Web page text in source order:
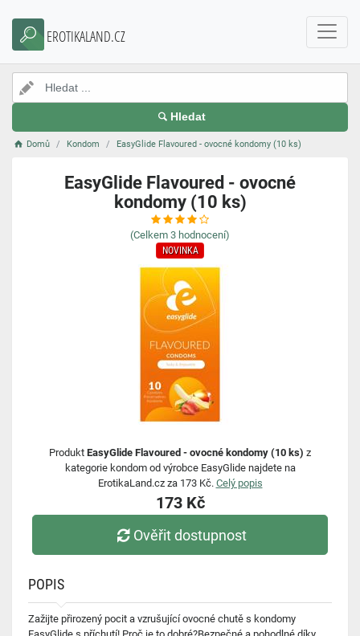
EROTIKALAND.CZ
Hledat
Domů Kondom EasyGlide Flavoured - ovocné kondomy (10 ks)
EasyGlide Flavoured - ovocné
kondomy (10 ks)
(Celkem 3 hodnocení)
NOVINKA
Produkt EasyGlide Flavoured - ovocné kondomy (10 ks) z
kategorie kondom od výrobce EasyGlide najdete na
ErotikaLand.cz za 173 Kč. Celý popis
173 Kč
Ověřit dostupnost
POPIS
Zažijte přirozený pocit a vzrušující ovocné chutě s kondomy